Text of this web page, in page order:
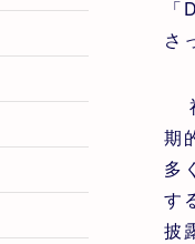
さ
期
多
す
披